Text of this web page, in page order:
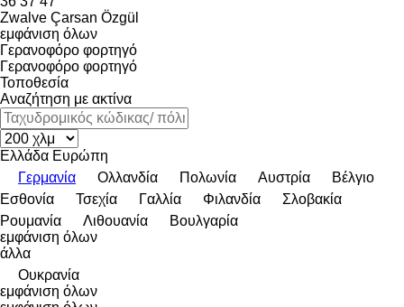
Zwalve Çarsan Özgül
εμφάνιση όλων
Γερανοφόρο φορτηγό
Γερανοφόρο φορτηγό
Τοποθεσία
Αναζήτηση με ακτίνα
Ελλάδα Ευρώπη
Γερμανία
Ολλανδία Πολωνία Αυστρία
Βέλγιο
Εσθονία
Τσεχία Γαλλία Φιλανδία
Σλοβακία
Ρουμανία
Λιθουανία
Βουλγαρία
εμφάνιση όλων
άλλα
Ουκρανία
εμφάνιση όλων